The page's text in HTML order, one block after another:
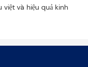
và hiệu quả kinh